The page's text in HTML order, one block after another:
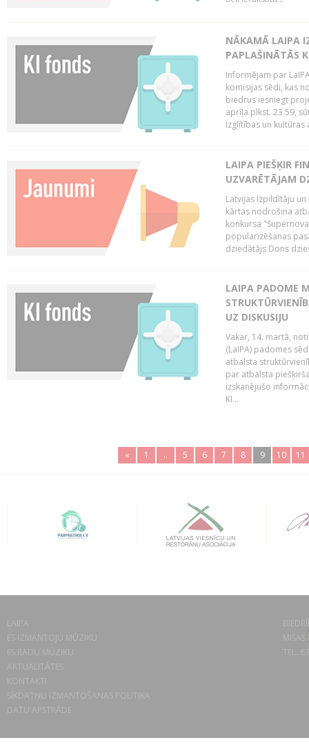
NĀKAMĀ LAIPA
PAPLAŠINĀTĀS
Informējam par
komisijas sēdi, kas
biedrus iesniegt
aprīļa plkst. 23.59,
Izglītības un kultūras
LAIPA PIEŠĶIR
UZVARĒTĀJAM
Latvijas Izpildītāju
kārtas nodrošina
konkursa
popularizēšanas
dziedātājs Dons
LAIPA PADOME
UZ DISKUSIJU
Vakar, 14. martā,
(LaIPA) padomes
atbalsta
par atbalsta
izskanējušo
KI...
« 1 .. 5 6 7 8 9 10 11
LAIPA
ES IZMANTOJU MŪZIKU
ES RADU MŪZIKU
AKTUALITĀTES
KONTAKTI
SĪKDATŅU IZMANTOŠANAS POLITIKA
DATU APSTRĀDE
TEL.